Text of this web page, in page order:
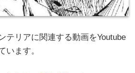
テリアに関連する動画をYoutube
います。